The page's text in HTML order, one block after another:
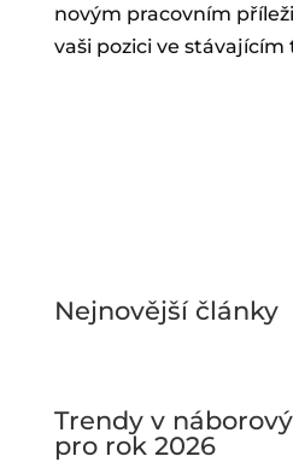
novým pracovním
vaši pozici ve stávajícím
Nejnovější články
Trendy v
pro rok 2026